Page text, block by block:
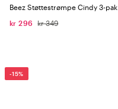
Beez Støttestrømpe Cindy 3-pak
kr 296
kr 349
-15%